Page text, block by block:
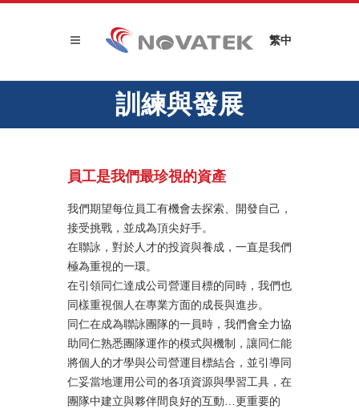
繁中
訓練與發展
員工是我們最珍視的資產
我們期望每位員工有機會去探索、開發自己，
接受挑戰，並成為頂尖好手。
在聯詠，對於人才的投資與養成，一直是我們
極為重視的一環。
在引領同仁達成公司營運目標的同時，我們也
同樣重視個人在專業方面的成長與進步。
同仁在成為聯詠團隊的一員時，我們會全力協
助同仁熟悉團隊運作的模式與機制，讓同仁能
將個人的才學與公司營運目標結合，並引導同
仁妥當地運用公司的各項資源與學習工具，在
團隊中建立與夥伴間良好的互動…更重要的